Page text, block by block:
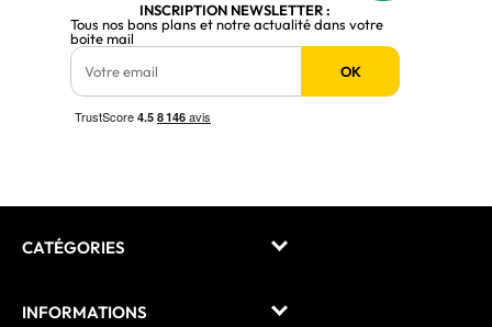
INSCRIPTION NEWSLETTER :
Tous nos bons plans et notre actualité dans votre
boite mail
OK
CATÉGORIES
INFORMATIONS